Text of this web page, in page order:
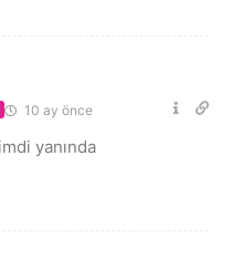
10 ay önce
yanında